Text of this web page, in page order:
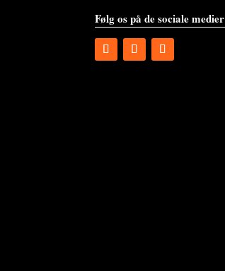
Følg os på de sociale medier